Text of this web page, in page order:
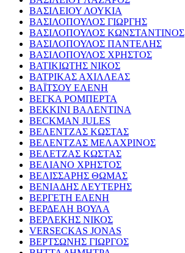
ΒΑΣΙΛΕΙΟΥ ΛΟΥΚΙΑ
ΒΑΣΙΛΟΠΟΥΛΟΣ ΓΙΩΡΓΗΣ
ΒΑΣΙΛΟΠΟΥΛΟΣ ΚΩΝΣΤΑΝΤΙΝΟΣ
ΒΑΣΙΛΟΠΟΥΛΟΣ ΠΑΝΤΕΛΗΣ
ΒΑΣΙΛΟΠΟΥΛΟΣ ΧΡΗΣΤΟΣ
ΒΑΤΙΚΙΩΤΗΣ ΝΙΚΟΣ
ΒΑΤΡΙΚΑΣ ΑΧΙΛΛΕΑΣ
ΒΑΪΤΣΟΥ ΕΛΕΝΗ
ΒΕΓΚΑ ΡΟΜΠΕΡΤΑ
ΒΕΚΚΙΝΙ ΒΑΛΕΝΤΙΝΑ
BECKMAN JULES
ΒΕΛΕΝΤΖΑΣ ΚΩΣΤΑΣ
ΒΕΛΕΝΤΖΑΣ ΜΕΛΑΧΡΙΝΟΣ
ΒΕΛΕΤΖΑΣ ΚΩΣΤΑΣ
ΒΕΛΙΑΝΟ ΧΡΗΣΤΟΣ
ΒΕΛΙΣΣΑΡΗΣ ΘΩΜΑΣ
ΒΕΝΙΑΔΗΣ ΛΕΥΤΕΡΗΣ
ΒΕΡΓΕΤΗ ΕΛΕΝΗ
ΒΕΡΔΕΛΗ ΒΟΥΛΑ
ΒΕΡΛΕΚΗΣ ΝΙΚΟΣ
VERSECKAS JONAS
ΒΕΡΤΣΩΝΗΣ ΓΙΩΡΓΟΣ